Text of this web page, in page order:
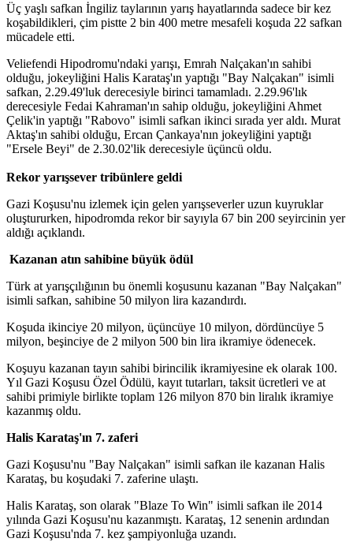
Üç yaşlı safkan İngiliz taylarının yarış hayatlarında sadece bir kez
koşabildikleri, çim pistte 2 bin 400 metre mesafeli koşuda 22 safkan
mücadele etti.
Veliefendi Hipodromu'ndaki yarışı, Emrah Nalçakan'ın sahibi
olduğu, jokeyliğini Halis Karataş'ın yaptığı "Bay Nalçakan" isimli
safkan, 2.29.49'luk derecesiyle birinci tamamladı. 2.29.96'lık
derecesiyle Fedai Kahraman'ın sahip olduğu, jokeyliğini Ahmet
Çelik'in yaptığı "Rabovo" isimli safkan ikinci sırada yer aldı. Murat
Aktaş'ın sahibi olduğu, Ercan Çankaya'nın jokeyliğini yaptığı
"Ersele Beyi" de 2.30.02'lik derecesiyle üçüncü oldu.
Rekor yarışsever tribünlere geldi
Gazi Koşusu'nu izlemek için gelen yarışseverler uzun kuyruklar
oluştururken, hipodromda rekor bir sayıyla 67 bin 200 seyircinin yer
aldığı açıklandı.
Kazanan atın sahibine büyük ödül
Türk at yarışçılığının bu önemli koşusunu kazanan "Bay Nalçakan"
isimli safkan, sahibine 50 milyon lira kazandırdı.
Koşuda ikinciye 20 milyon, üçüncüye 10 milyon, dördüncüye 5
milyon, beşinciye de 2 milyon 500 bin lira ikramiye ödenecek.
Koşuyu kazanan tayın sahibi birincilik ikramiyesine ek olarak 100.
Yıl Gazi Koşusu Özel Ödülü, kayıt tutarları, taksit ücretleri ve at
sahibi primiyle birlikte toplam 126 milyon 870 bin liralık ikramiye
kazanmış oldu.
Halis Karataş'ın 7. zaferi
Gazi Koşusu'nu "Bay Nalçakan" isimli safkan ile kazanan Halis
Karataş, bu koşudaki 7. zaferine ulaştı.
Halis Karataş, son olarak "Blaze To Win" isimli safkan ile 2014
yılında Gazi Koşusu'nu kazanmıştı. Karataş, 12 senenin ardından
Gazi Koşusu'nda 7. kez şampiyonluğa uzandı.